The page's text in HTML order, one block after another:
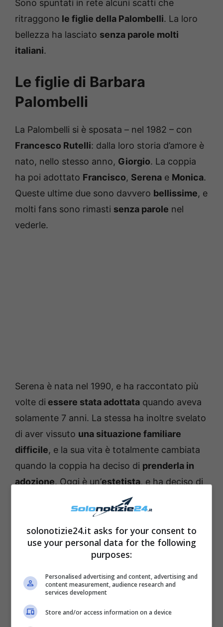
Sono spuntati in rete alcuni scatti che
ritraggono le figlie della Palombelli. La loro
bellezza ha lasciato senza parole molti
italiani.
Le figlie di Barbara
Palombelli
La Palombelli si è sposata – nel 1982 – con
Francesco Rutelli: dalla loro storia d’amore è
nato, nello stesso anno, Giorgio. La coppia
ha poi adottato Francisco, Serena e Monica.
Queste ultime due sono davvero bellissime, e
molti fans sono rimasti senza parole nel
vederle.
Serena è nata nel 1990, e ha raccontato più
volte di essere stata adottata quando aveva
solamente 7 anni. La stessa ha inoltre svelato
di aver vissuto una situazione familiare
difficile, e la sua vita è totalmente cambiata
quando la coppia ha deciso di prenderla in
adozione. Oggi è un’estetista, e ha deciso di
non seguire le orme dei suoi genitori: non è
infatti entrata inpolitica, e nemmeno nel
mondo giornalistico. Nel 2019, ha però
partecipato al reality showGrande Fratello
ed è diventata nota al piccolo schermo
italiano.
solonotizie24.it asks for your consent to
use your personal data for the following
purposes:
Personalised advertising and content, advertising and
content measurement, audience research and
services development
Store and/or access information on a device